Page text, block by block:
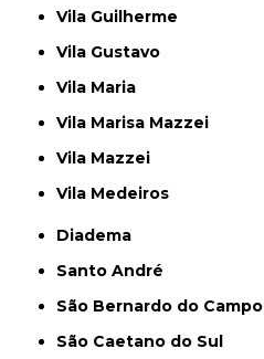
Vila Guilherme
Vila Gustavo
Vila Maria
Vila Marisa Mazzei
Vila Mazzei
Vila Medeiros
Diadema
Santo André
São Bernardo do Campo
São Caetano do Sul